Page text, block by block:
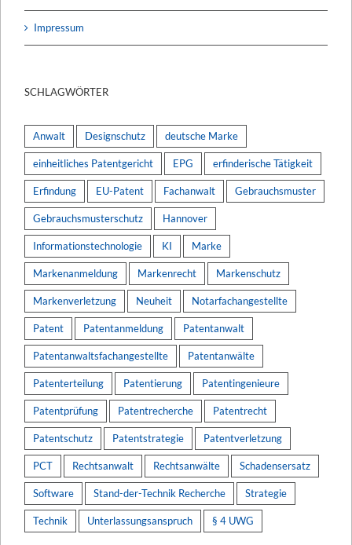
Impressum
SCHLAGWÖRTER
Anwalt Designschutz deutsche Marke
einheitliches Patentgericht EPG erfinderische Tätigkeit
Erfindung EU-Patent Fachanwalt Gebrauchsmuster
Gebrauchsmusterschutz Hannover
Informationstechnologie KI Marke
Markenanmeldung Markenrecht Markenschutz
Markenverletzung Neuheit Notarfachangestellte
Patent Patentanmeldung Patentanwalt
Patentanwaltsfachangestellte Patentanwälte
Patenterteilung Patentierung Patentingenieure
Patentprüfung Patentrecherche Patentrecht
Patentschutz Patentstrategie Patentverletzung
PCT Rechtsanwalt Rechtsanwälte Schadensersatz
Software Stand-der-Technik Recherche Strategie
Technik Unterlassungsanspruch § 4 UWG